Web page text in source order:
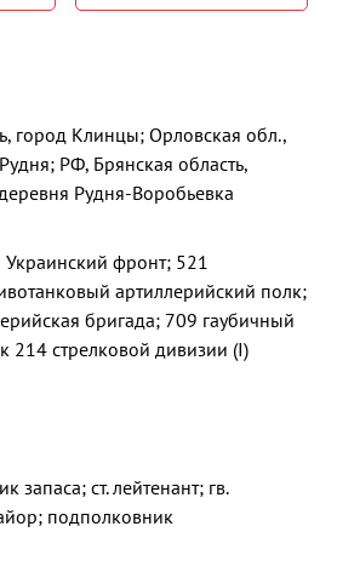
город Клинцы; Орловская обл.,
РФ, Брянская область,
Рудня-Воробьевка
фронт; 521
артиллерийский полк;
бригада; 709 гаубичный
214 стрелковой дивизии (I)
запаса; ст. лейтенант; гв.
подполковник